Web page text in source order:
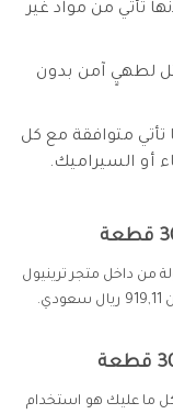
تأتي من مواد غير
لطهيٍ آمن بدون
متوافقة مع كل
أو السيراميك.
من داخل متجر ترينيول
ما عليك هو استخدام